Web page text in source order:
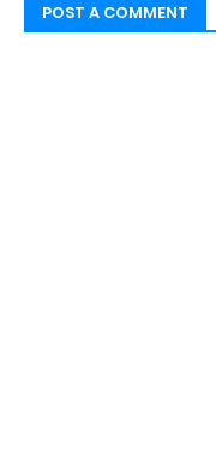
POST A COMMENT